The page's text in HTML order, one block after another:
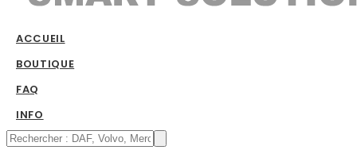
ACCUEIL
BOUTIQUE
FAQ
INFO